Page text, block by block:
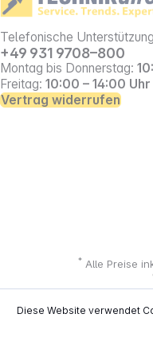
Telefonische
+49 931 9708–800
Montag bis Donnerstag:
Freitag: 10:00 – 14:00 Uhr
Vertrag widerrufen
* Alle Preise
Diese Website verwendet